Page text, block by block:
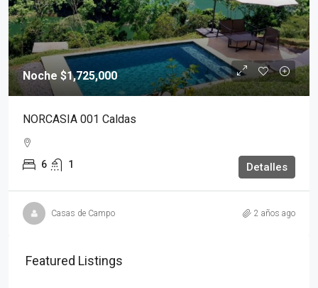
Noche $1,725,000
NORCASIA 001 Caldas
6 1 Detalles
Casas de Campo 2 años ago
Featured Listings